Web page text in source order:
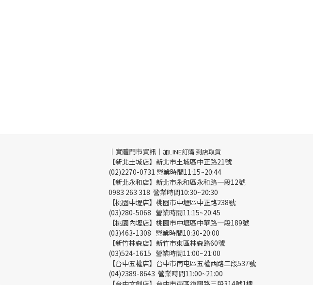
｜實體門市資訊｜ 加LINE訂購 到店取貨
【新北土城店】新北市土城區中正路21號
(02)2270-0731 營業時間11:15~20:44
【新北永和店】新北市永和區永和路一段12號
0983 263 318 營業時間10:30~20:30
【桃園中壢店】桃園市中壢區中正路238號
(03)280-5068 營業時間11:15~20:45
【桃園內壢店】桃園市中壢區中華路一段189號
(03)463-1308 營業時間10:30-20:00
【新竹林森店】新竹市東區林森路60號
(03)524-1615 營業時間11:00~21:00
【台中五權店】台中市南屯區五權西路二段537號
(04)2389-8643 營業時間11:00~21:00